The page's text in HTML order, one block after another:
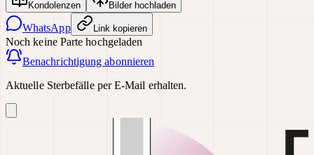
Kondolenzen Bilder hochladen
WhatsApp Link kopieren
Noch keine Parte hochgeladen
Benachrichtigung abonnieren
Aktuelle Sterbefälle per E-Mail erhalten.